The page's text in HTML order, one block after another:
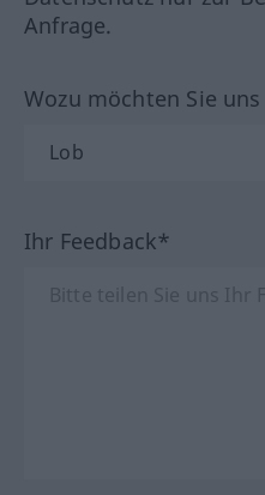
Anfrage.
Wozu möchten Sie
Ihr Feedback*